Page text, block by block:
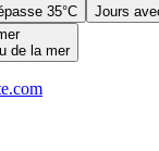
35°C
Jours
de la mer